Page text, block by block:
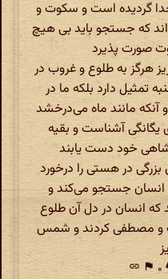
گردیده است و سکوت و
که جستجو باید بی‌ هیچ
صورت پذیرد
هرگز به طلوع و غروب در
تمثیل دارد بلکه ما در
مانند ماه می‌‌درخشد
یگانگی آشناست و بقیه
شاهی‌ خود دست یابند
در هستی‌ را درخورد
انسان جستجو می‌‌کند و
انسان در دل آن طلوع
و مصطفی کردند و شمس
۰ flag
link